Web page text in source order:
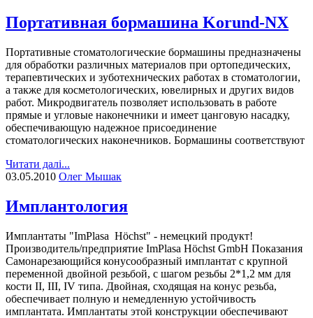
Портативная бормашина Korund-NX
Портативные стоматологические бормашины предназначены
для обработки различных материалов при ортопедических,
терапевтических и зуботехнических работах в стоматологии,
а также для косметологических, ювелирных и других видов
работ. Микродвигатель позволяет использовать в работе
прямые и угловые наконечники и имеет цанговую насадку,
обеспечивающую надежное присоединение
стоматологических наконечников. Бормашины соответствуют
Читати далі...
03.05.2010 Олег Мышак
Имплантология
Имплантаты "ImPlasa Höchst" - немецкий продукт!
Производитель/предприятие ImPlasa Höchst GmbH Показания
Самонарезающийся конусообразный имплантат с крупной
переменной двойной резьбой, с шагом резьбы 2*1,2 мм для
кости II, III, IV типа. Двойная, сходящая на конус резьба,
обеспечивает полную и немедленную устойчивость
имплантата. Имплантаты этой конструкции обеспечивают